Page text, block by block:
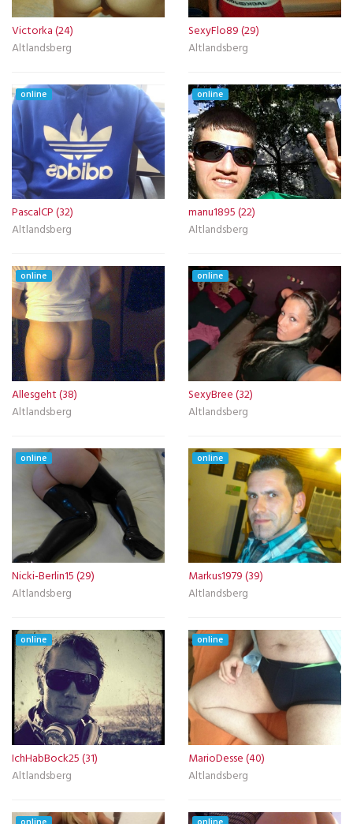
Victorka (24)
Altlandsberg
SexyFlo89 (29)
Altlandsberg
online
PascalCP (32)
Altlandsberg
online
manu1895 (22)
Altlandsberg
online
Allesgeht (38)
Altlandsberg
online
SexyBree (32)
Altlandsberg
online
Nicki-Berlin15 (29)
Altlandsberg
online
Markus1979 (39)
Altlandsberg
online
IchHabBock25 (31)
Altlandsberg
online
MarioDesse (40)
Altlandsberg
online online